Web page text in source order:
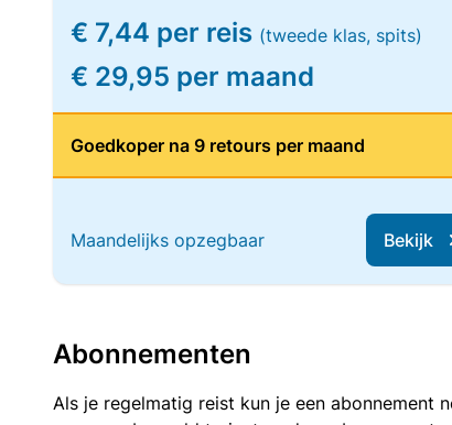
€ 7,44 per reis (tweede klas, spits)
€ 29,95 per maand
Goedkoper na 9 retours per maand
Maandelijks opzegbaar Bekijk
Abonnementen
Als je regelmatig reist kun je een abonnement